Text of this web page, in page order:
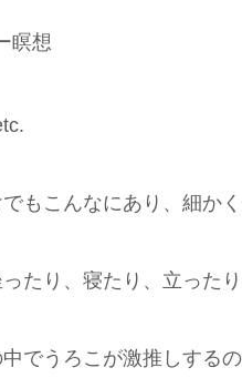
瞑想
もこんなにあり、細か
たり、寝たり、立った
でうろこが激推しする